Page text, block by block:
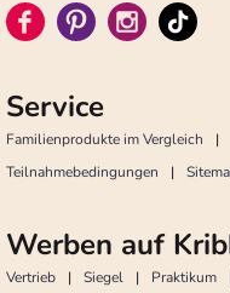
Service
Familienprodukte im Vergleich
Teilnahmebedingungen
Werben auf
Vertrieb Siegel Praktikum